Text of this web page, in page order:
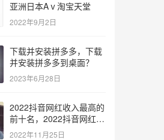
亚洲日本Aⅴ淘宝天堂
2022年9月2日
下载并安装拼多多，下载
并安装拼多多到桌面？
2023年6月28日
2022抖音网红收入最高的
前十名，2022抖音网红收
入最高的前十名有哪些？
2022年11月25日